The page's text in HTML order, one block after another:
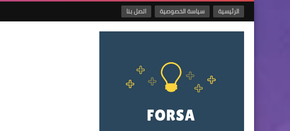
الرئيسية سياسة الخصوصية اتصل بنا